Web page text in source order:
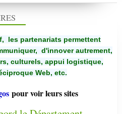
les partenariats permettent
d'innover autrement,
culturels, appui logistique,
Web, etc.
pour voir leurs sites